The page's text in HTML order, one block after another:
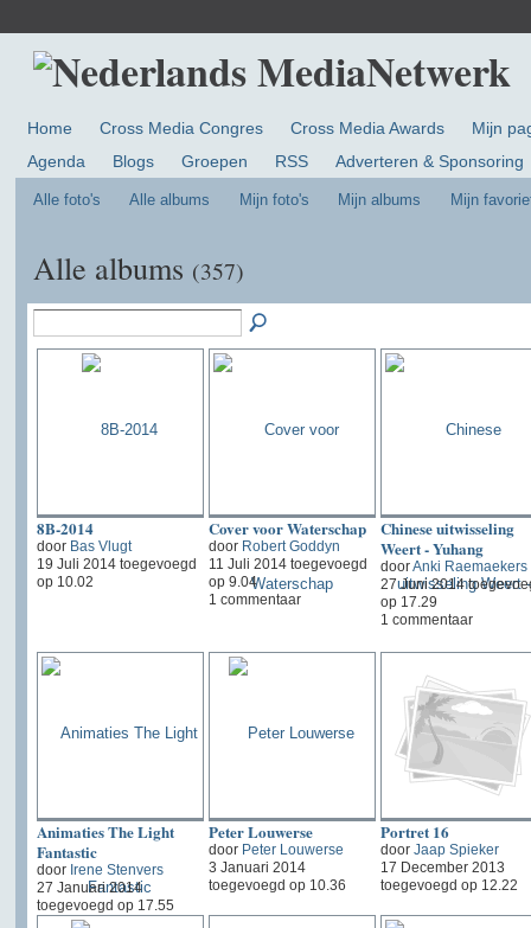
Home Cross Media Congres Cross Media Awards
Mijn
Agenda
Blogs Groepen RSS Adverteren & Sponsoring
Alle foto's Alle albums Mijn foto's Mijn albums Mijn
Alle albums (357)
8B-2014
door Bas Vlugt
19 Juli 2014 toegevoegd
op 10.02
Cover voor Waterschap
door Robert Goddyn
11 Juli 2014 toegevoegd
op 9.04
1 commentaar
Chinese uitwisseling
Weert - Yuhang
doorAnki Raemaekers
27 Juni 2014
op 17.29
1 commentaar
Animaties The Light
Fantastic
door Irene Stenvers
27 Januari 2014
toegevoegd op 17.55
Peter Louwerse
door Peter Louwerse
3 Januari 2014
toegevoegd op 10.36
Portret 16
door Jaap Spieker
17 December 2013
toegevoegd op 12.22